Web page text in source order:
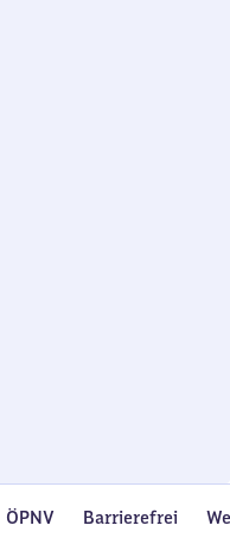
ÖPNV Barrierefrei